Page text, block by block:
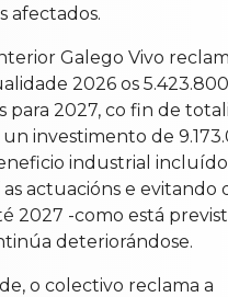
afectados.
Galego Vivo
2026 os
para 2027, co fin de
investimento de
industrial
actuacións e evitando
2027 -como está
deteriorándose.
o colectivo reclama a